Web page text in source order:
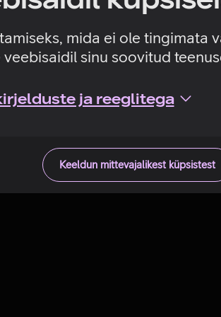
mida ei ole tingimata
sinu soovitud
ja reeglitega
Keeldun mittevajalikest küpsistest